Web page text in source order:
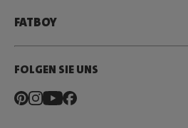
FATBOY
FOLGEN SIE UNS